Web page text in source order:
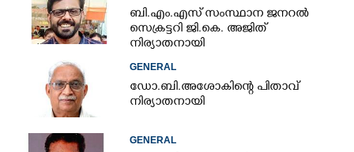
ബി.എം.എസ് സംസ്ഥാന ജനറൽ
സെക്രട്ടറി ജി.കെ. അജിത്
നിര്യാതനായി
GENERAL
ഡോ.ബി.അശോകിന്റെ പിതാവ്
നിര്യാതനായി
GENERAL